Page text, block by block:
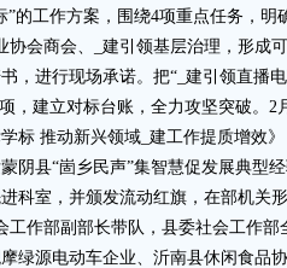
”的工作方案，围绕4项重点任务，明
协会商会、_建引领基层治理，形成
，进行现场承诺。把“_建引领直播
，建立对标台账，全力攻坚突破。2
标 推动新兴领域_建工作提质增效
阴县“崮乡民声”集智慧促发展典型
科室，并颁发流动红旗，在部机关
工作部副部长带队，县委社会工作
绿源电动车企业、沂南县休闲食品